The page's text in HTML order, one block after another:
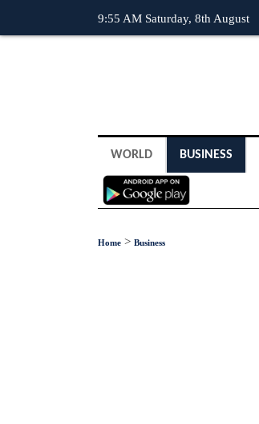
9:55 AM Saturday, 8th August
WORLD BUSINESS
Home > Business